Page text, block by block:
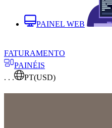
PAINEL WEB
FATURAMENTO
PAINÉIS
. . .
PT(USD)